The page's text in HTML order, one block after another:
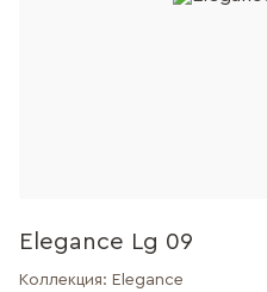
Elegance Lg 09
Коллекция: Elegance